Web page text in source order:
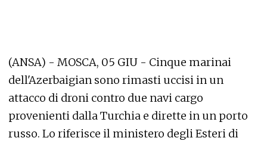
(ANSA) - MOSCA, 05 GIU - Cinque marinai
dell'Azerbaigian sono rimasti uccisi in un
attacco di droni contro due navi cargo
provenienti dalla Turchia e dirette in un porto
russo. Lo riferisce il ministero degli Esteri di